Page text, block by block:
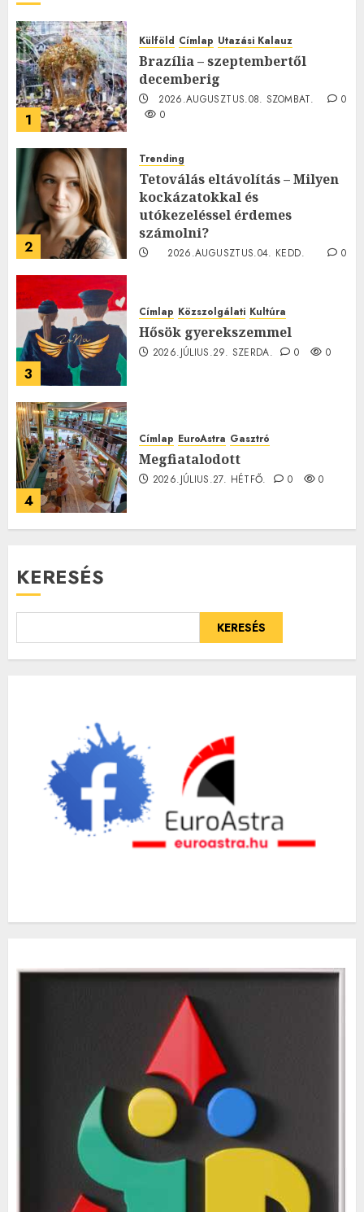
1
Külföld Címlap Utazási Kalauz
Brazília – szeptembertől
decemberig
2026.AUGUSZTUS.08. SZOMBAT.
0
0
2
Trending
Tetoválás eltávolítás – Milyen
kockázatokkal és
utókezeléssel érdemes
számolni?
2026.AUGUSZTUS.04. KEDD.
0
3
Címlap Közszolgálati Kultúra
Hősök gyerekszemmel
2026.JÚLIUS.29. SZERDA. 0 0
4
Címlap EuroAstra Gasztró
Megfiatalodott
2026.JÚLIUS.27. HÉTFŐ. 0 0
KERESÉS
KERESÉS